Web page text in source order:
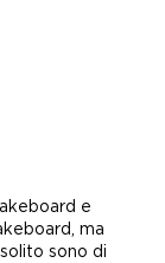
e
ma
sono di